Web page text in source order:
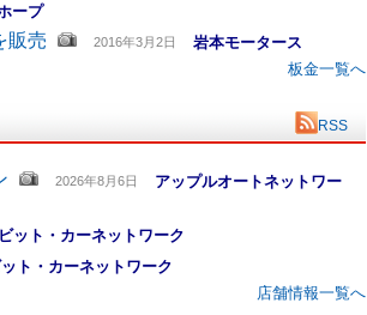
ープ
販売 2016年3月2日
岩本モータース
板金一覧へ
RSS
2026年8月6日 アップルオートネットワー
ット・カーネットワーク
ト・カーネットワーク
店舗情報一覧へ